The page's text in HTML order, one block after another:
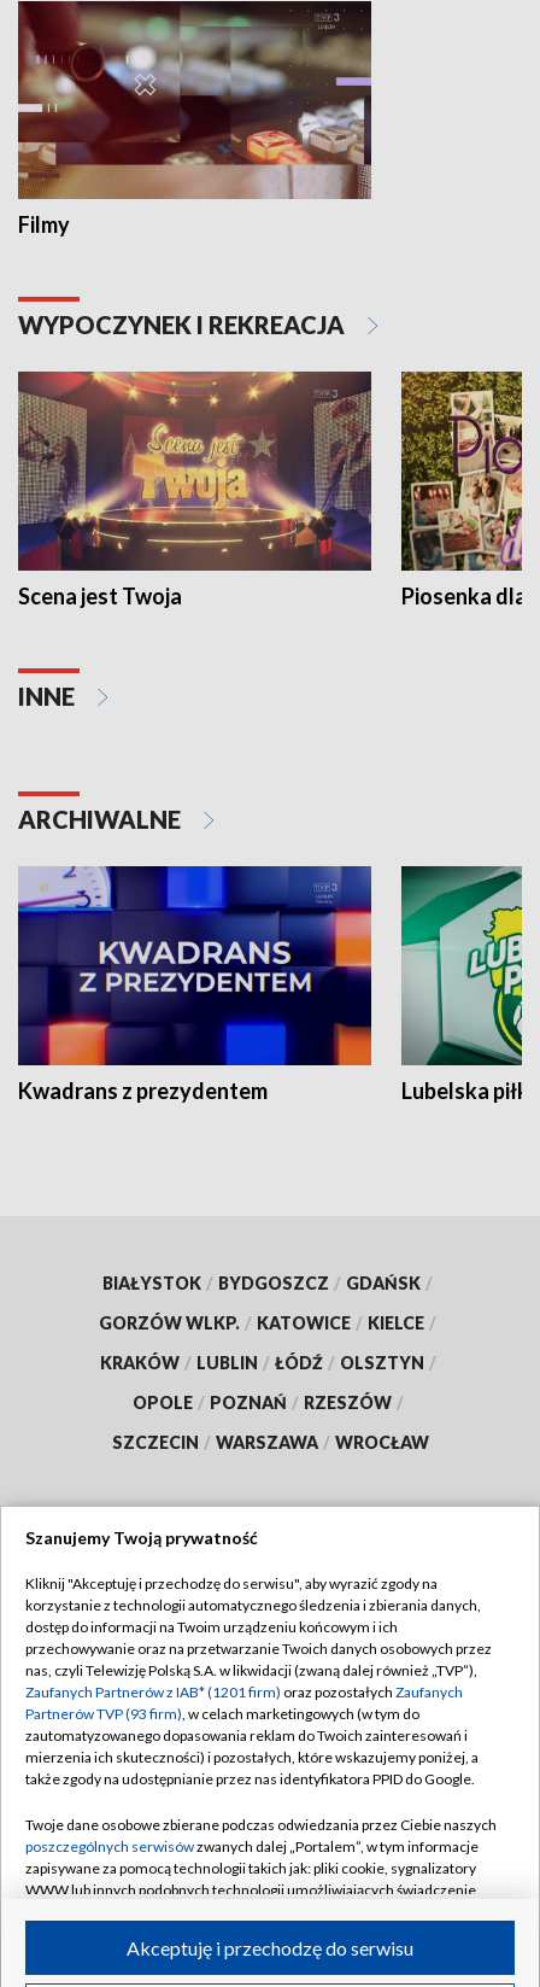
Filmy
WYPOCZYNEK I REKREACJA
Scena jest Twoja Piosenka dla
INNE
ARCHIWALNE
Kwadrans z prezydentem Lubelska piłka
BIAŁYSTOK / BYDGOSZCZ / GDAŃSK /
GORZÓW WLKP. / KATOWICE / KIELCE /
KRAKÓW / LUBLIN / ŁÓDŹ / OLSZTYN /
OPOLE / POZNAŃ / RZESZÓW /
SZCZECIN / WARSZAWA / WROCŁAW
TVP
Abonament TVP
Emisja w TVP
Centrum informacji TVP
Naziemna Telewizja Cyfrowa
Rada Programowa
System NOS
Informacje o nadawcy
Program dla prasy
Regulamin TVP
Polityka prywatności
Moje zgody
Pomoc
Kontakt
Kanały
Szanujemy Twoją prywatność
Kliknij "Akceptuję i przechodzę do serwisu", aby wyrazić zgody na
korzystanie z technologii automatycznego śledzenia i zbierania danych,
dostęp do informacji na Twoim urządzeniu końcowym i ich
przechowywanie oraz na przetwarzanie Twoich danych osobowych przez
nas, czyli Telewizję Polską S.A. w likwidacji (zwaną dalej również „TVP”),
Zaufanych Partnerów z IAB* (1201 firm) oraz pozostałych Zaufanych
Partnerów TVP (93 firm), w celach marketingowych (w tym do
zautomatyzowanego dopasowania reklam do Twoich zainteresowań i
mierzenia ich skuteczności) i pozostałych, które wskazujemy poniżej, a
także zgody na udostępnianie przez nas identyfikatora PPID do Google.
Twoje dane osobowe zbierane podczas odwiedzania przez Ciebie naszych
poszczególnych serwisówzwanych dalej „Portalem”, w tym informacje
zapisywane za pomocą technologii takich jak: pliki cookie, sygnalizatory
WWW lub innych podobnych technologii umożliwiających świadczenie
ruchu w Internecie.Akceptuję i przechodzę do serwisu